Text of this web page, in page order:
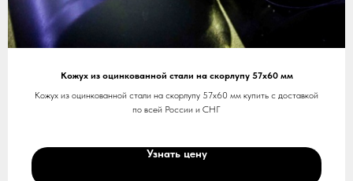
Кожух из оцинкованной стали на скорлупу 57х60 мм
Кожух из оцинкованной стали на скорлупу 57х60 мм купить с доставкой
по всей России и СНГ
Узнать цену